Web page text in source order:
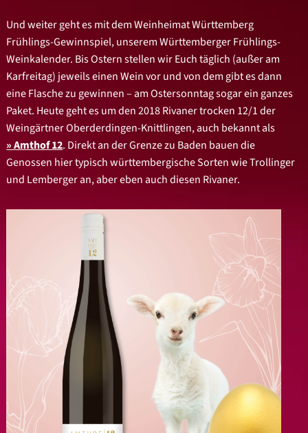
Und weiter geht es mit dem Weinheimat Württemberg
Frühlings-Gewinnspiel, unserem Württemberger Frühlings-
Weinkalender. Bis Ostern stellen wir Euch täglich (außer am
Karfreitag) jeweils einen Wein vor und von dem gibt es dann
eine Flasche zu gewinnen – am Ostersonntag sogar ein ganzes
Paket. Heute geht es um den 2018 Rivaner trocken 12/1 der
Weingärtner Oberderdingen-Knittlingen, auch bekannt als
Amthof 12. Direkt an der Grenze zu Baden bauen die
Genossen hier typisch württembergische Sorten wie Trollinger
und Lemberger an, aber eben auch diesen Rivaner.